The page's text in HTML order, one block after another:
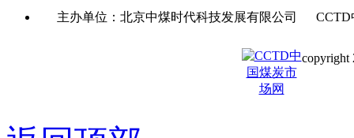
主办单位：北京中煤时代科技发展有限公司
copyright